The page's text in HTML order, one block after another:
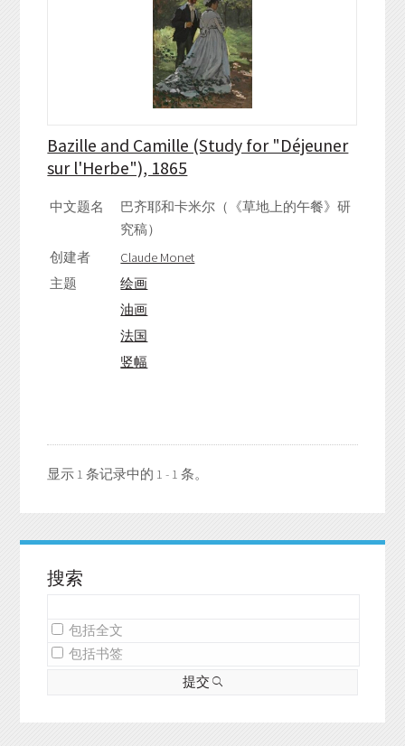
Bazille and Camille (Study for "Déjeuner
sur l'Herbe"), 1865
中文题名
巴齐耶和卡米尔（《草地上的午餐》研
究稿）
创建者
Claude Monet
主题
绘画
油画
法国
竖幅
显示 1 条记录中的 1 - 1 条。
搜索
包括全文
包括书签
提交